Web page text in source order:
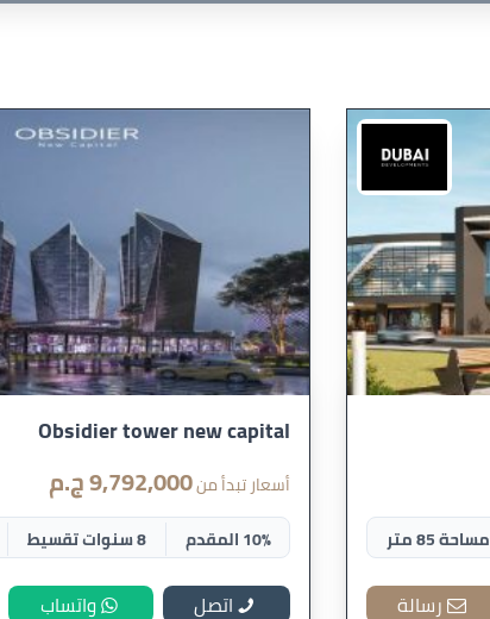
مساحة 85 متر
رسالة
Obsidier tower new capital
أسعار تبدأ من9,792,000 ج.م
10% المقدم 8 سنوات تقسيط
اتصل واتساب